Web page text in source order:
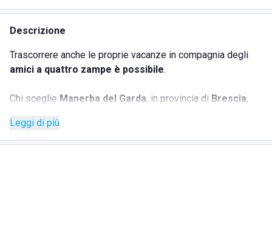
Descrizione
Trascorrere anche le proprie vacanze in compagnia degli
amici a quattro zampe è possibile.
Chi sceglie Manerba del Garda, in provincia di Brescia,
potrà optare per
Leggi di più